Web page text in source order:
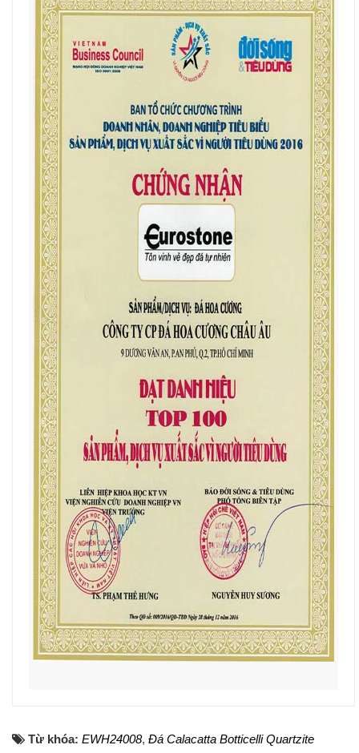
Từ khóa: EWH24008, Đá Calacatta Botticelli Quartzite